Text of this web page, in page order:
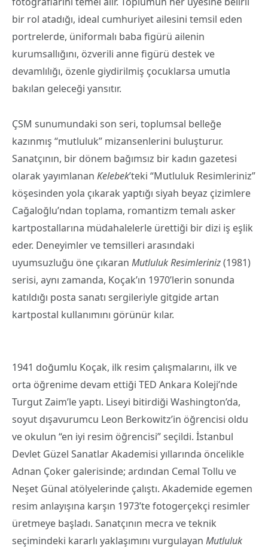
bir rol atadığı, ideal cumhuriyet ailesini temsil eden
portrelerde, üniformalı baba figürü ailenin
kurumsallığını, özverili anne figürü destek ve
devamlılığı, özenle giydirilmiş çocuklarsa umutla
bakılan geleceği yansıtır.
ÇSM sunumundaki son seri, toplumsal belleğe
kazınmış “mutluluk” mizansenlerini buluşturur.
Sanatçının, bir dönem bağımsız bir kadın gazetesi
olarak yayımlanan Kelebek’teki “Mutluluk Resimleriniz”
köşesinden yola çıkarak yaptığı siyah beyaz çizimlere
Cağaloğlu’ndan toplama, romantizm temalı asker
kartpostallarına müdahalelerle ürettiği bir dizi iş eşlik
eder. Deneyimler ve temsilleri arasındaki
uyumsuzluğu öne çıkaran Mutluluk Resimleriniz(1981)
serisi, aynı zamanda, Koçak’ın 1970’lerin sonunda
katıldığı posta sanatı sergileriyle gitgide artan
kartpostal kullanımını görünür kılar.
1941 doğumlu Koçak, ilk resim çalışmalarını, ilk ve
orta öğrenime devam ettiği TED Ankara Koleji’nde
Turgut Zaim’le yaptı. Liseyi bitirdiği Washington’da,
soyut dışavurumcu Leon Berkowitz’in öğrencisi oldu
ve okulun “en iyi resim öğrencisi” seçildi. İstanbul
Devlet Güzel Sanatlar Akademisi yıllarında öncelikle
Adnan Çoker galerisinde; ardından Cemal Tollu ve
Neşet Günal atölyelerinde çalıştı. Akademide egemen
resim anlayışına karşın 1973’te fotogerçekçi resimler
üretmeye başladı. Sanatçının mecra ve teknik
seçimindeki kararlı yaklaşımını vurgulayan Mutluluk